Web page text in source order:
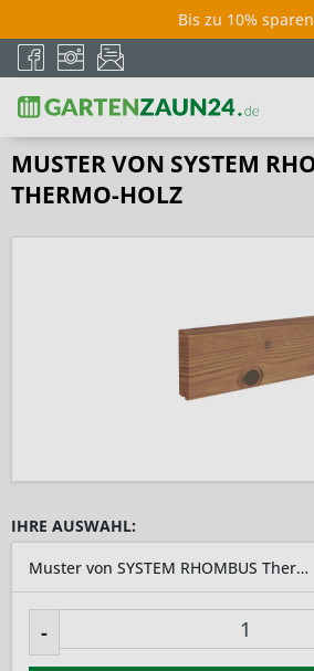
Bis zu 10%
MUSTER VON SYSTEM
THERMO-HOLZ
IHRE AUSWAHL:
Muster von SYSTEM RHOMBUS Thermo-Holz
-